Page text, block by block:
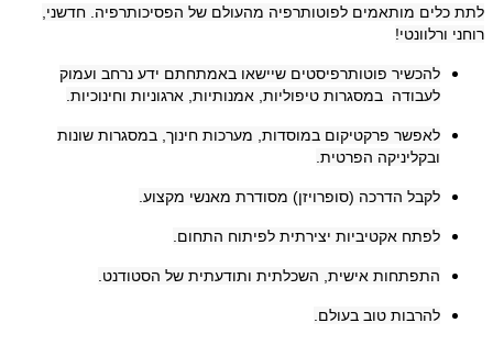
לתת כלים מותאמים לפוטותרפיה מהעולם של הפסיכותרפיה. חדשני,
רוחני ורלוונטי!
להכשיר פוטותרפיסטים שיישאו באמתחתם ידע נרחב ועמוק
לעבודה במסגרות טיפוליות, אמנותיות, ארגוניות וחינוכיות.
לאפשר פרקטיקום במוסדות, מערכות חינוך, במסגרות שונות
ובקליניקה הפרטית.
לקבל הדרכה (סופרויזן) מסודרת מאנשי מקצוע.
לפתח אקטיביות יצירתית לפיתוח התחום.
התפתחות אישית, השכלתית ותודעתית של הסטודנט.
להרבות טוב בעולם.